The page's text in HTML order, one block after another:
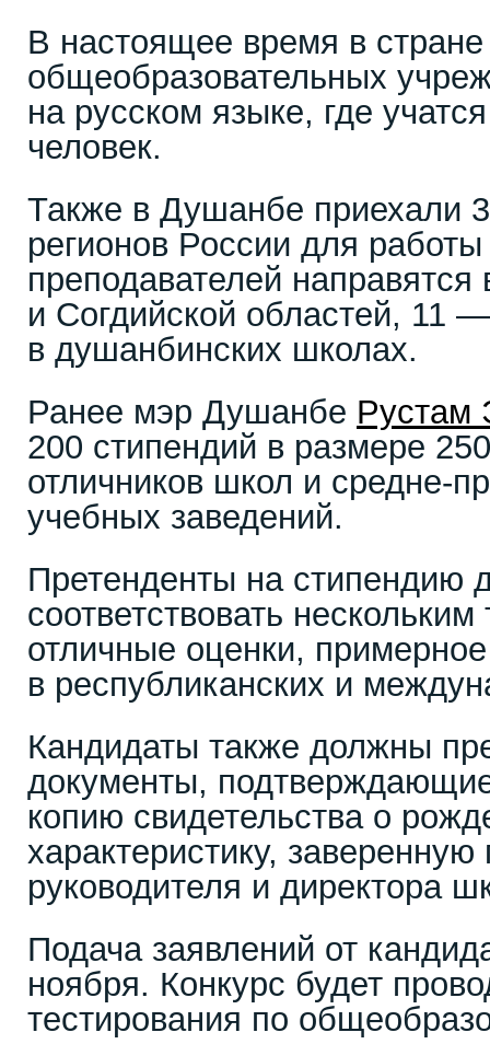
В настоящее время в
общеобразовательных
на русском языке, где
человек.
Также в Душанбе приехали
регионов России для
преподавателей
и Согдийской областей, 11
в душанбинских школах.
Ранее мэр Душанбе Рустам
200 стипендий в размере
отличников школ и средне-
учебных заведений.
Претенденты на стипендию
соответствовать
отличные оценки,
в республиканских и
Кандидаты также должны
документы,
копию свидетельства о
характеристику,
руководителя и директора
Подача заявлений от
ноября. Конкурс будет
тестирования по